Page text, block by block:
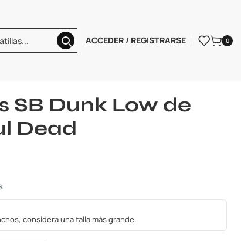
ACCEDER / REGISTRARSE 0
SB Dunk Low de
Dead
considera una talla más grande.